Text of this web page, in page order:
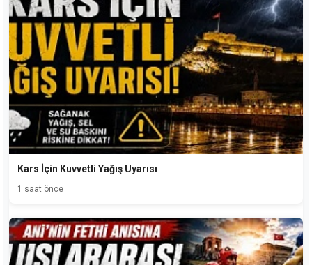
Kars İçin Kuvvetli Yağış Uyarısı
1 saat önce